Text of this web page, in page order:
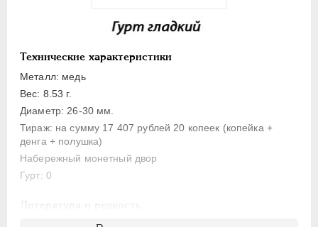
Технические характеристики
Металл: медь
Вес: 8.53 г.
Диаметр: 26-30 мм.
Тираж: на сумму 17 407 рублей 20 копеек (копейка +
денга + полушка)
Набережный монетный двор
Гурт: 0
1725-1727
АННА ИОАННОВНА 1730-1740
ИОАНН АНТОНОВИЧ
ЕЛИЗАВЕТА 1741-1762
ПЕТР III 1762-1762
ЕКАТЕРИНА II 1762-1796
ПАВЕЛ I 1796-1801
АЛЕКСАНДР I
1855-1881